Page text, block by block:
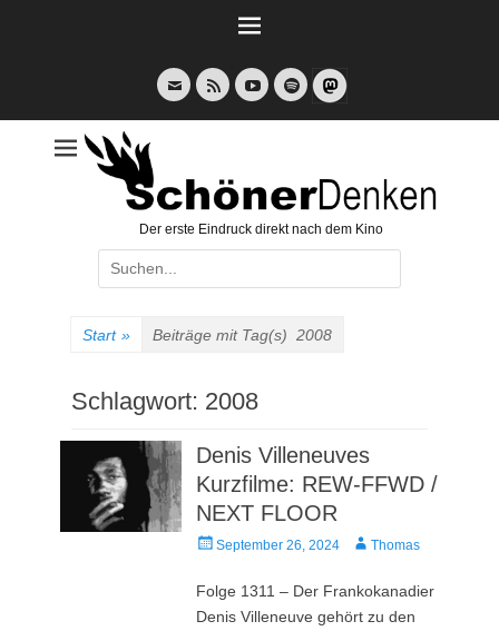
E-
Mail
Feed YouTubeSpotify
Der erste Eindruck direkt nach dem Kino
Suche
nach:
Start » Beiträge mit Tag(s) 2008
Schlagwort: 2008
Denis Villeneuves
Kurzfilme: REW-FFWD /
NEXT FLOOR
Veröffentlicht
September 26, 2024 AutorThomas
Folge 1311 – Der Frankokanadier
Denis Villeneuve gehört zu den